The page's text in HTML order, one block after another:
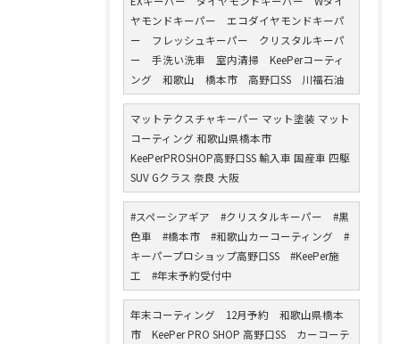
ヤモンドキーパー エコダイヤモンドキーパ
ー フレッシュキーパー クリスタルキーパ
ー 手洗い洗車 室内清掃 KeePerコーティ
ング 和歌山 橋本市 高野口SS 川福石油
マットテクスチャキーパー マット塗装 マット
コーティング 和歌山県橋本市
KeePerPROSHOP高野口SS 輸入車 国産車 四駆
SUV Gクラス 奈良 大阪
#スペーシアギア #クリスタルキーパー #黒
色車 #橋本市 #和歌山カーコーティング #
キーパープロショップ高野口SS #KeePer施
工 #年末予約受付中
年末コーティング 12月予約 和歌山県橋本
市 KeePer PRO SHOP 高野口SS カーコーテ